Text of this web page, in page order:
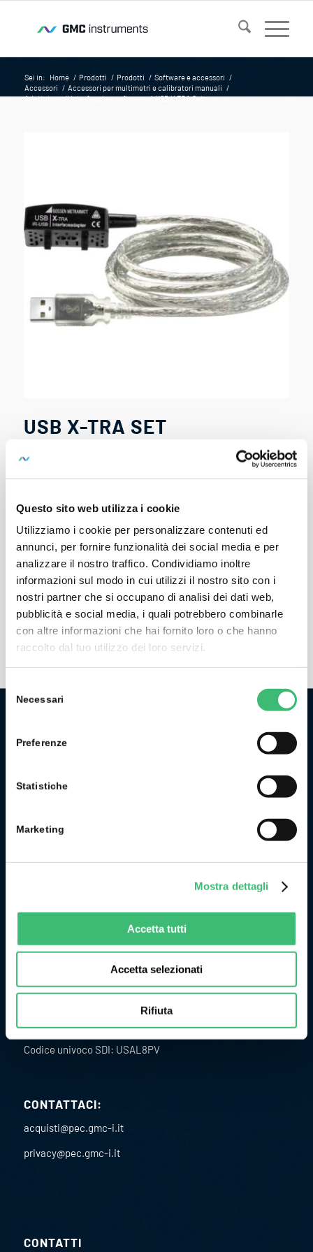
Questo sito web utilizza i cookie
Utilizziamo i cookie per personalizzare contenuti ed
annunci, per fornire funzionalità dei social media e per
analizzare il nostro traffico. Condividiamo inoltre
informazioni sul modo in cui utilizzi il nostro sito con i
nostri partner che si occupano di analisi dei dati web,
pubblicità e social media, i quali potrebbero combinarle
con altre informazioni che hai fornito loro o che hanno
raccolto dal tuo utilizzo dei loro servizi.
delNecessari
Preferenze
Statistiche
Marketing
Mostra dettagli
Accetta tutti
Accetta selezionati
Rifiuta
Sei in: Home / Prodotti / Prodotti / Software e accessori /
Accessori / Accessori per multimetri e calibratori manuali /
Adattatore di interfaccia e software / USB X-TRA Set
USB X-TRA SET
Set di adattatori di interfaccia USB X-TRA
delle serie METRAHIT E, S, X-TRA, dotati di interfaccia
seriale IR, all’interfaccia USB di qualsiasi personal
computer. L’adattatore consente il trasferimento di dati
tra multimetri e PC.
CHI SIAMO
, ed opera nel
settore della misura e del controllo industriale. Fa parte di
Originariamente l’attività di GMC Instruments ebbe inizio nel
chimica per lo sviluppo e la realizzazione di strumenti per la
ULTERIORI INFORMAZIONI
C.F. 02891610582
Codice univoco SDI: USAL8PV
CONTATTACI:
acquisti@pec.gmc-i.it
privacy@pec.gmc-i.it
CONTATTI